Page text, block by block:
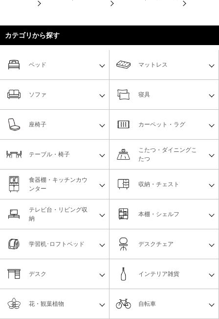
カテゴリから探す
ベッド マットレス
ソファ 寝具
座椅子 カーペット・ラグ
テーブル・椅子
こたつ・ダイニングこ
たつ
食器棚・キッチンカウ
ンター
収納・チェスト
テレビ台・リビング収
納
本棚・シェルフ
学習机･ロフトベッド デスクチェア
デスク インテリア雑貨
花・観葉植物 自転車